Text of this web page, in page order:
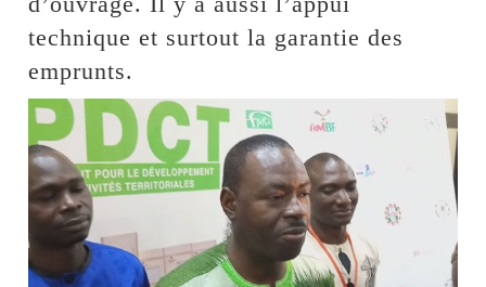
technique et surtout la garantie des
emprunts.